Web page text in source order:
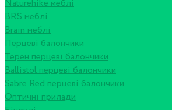
Naturehike меблі
BRS меблі
Brain меблі
Перцеві балончики
Терен перцеві балончики
Ballistol перцеві балончики
Sabre Red перцеві балончики
Оптичні прилади